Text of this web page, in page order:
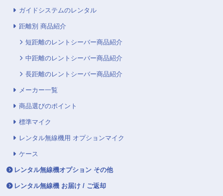
ガイドシステムのレンタル
距離別 商品紹介
短距離のレントシーバー商品紹介
中距離のレントシーバー商品紹介
長距離のレントシーバー商品紹介
メーカー一覧
商品選びのポイント
標準マイク
レンタル無線機用 オプションマイク
ケース
レンタル無線機オプション その他
レンタル無線機 お届け / ご返却